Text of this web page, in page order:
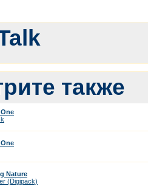
также
Nature
(Digipack)